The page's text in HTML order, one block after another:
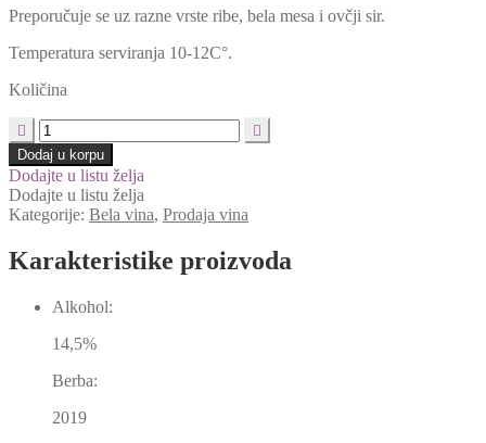
Preporučuje se uz razne vrste ribe, bela mesa i ovčji sir.
Temperatura serviranja 10-12C°.
Količina
Paul
Mas
Astelia
Chardonnay
75cl
količina
Dodaj u korpu
Dodajte u listu želja
Dodajte u listu želja
Kategorije: Bela vina, Prodaja vina
Karakteristike proizvoda
Alkohol:
14,5%
Berba:
2019